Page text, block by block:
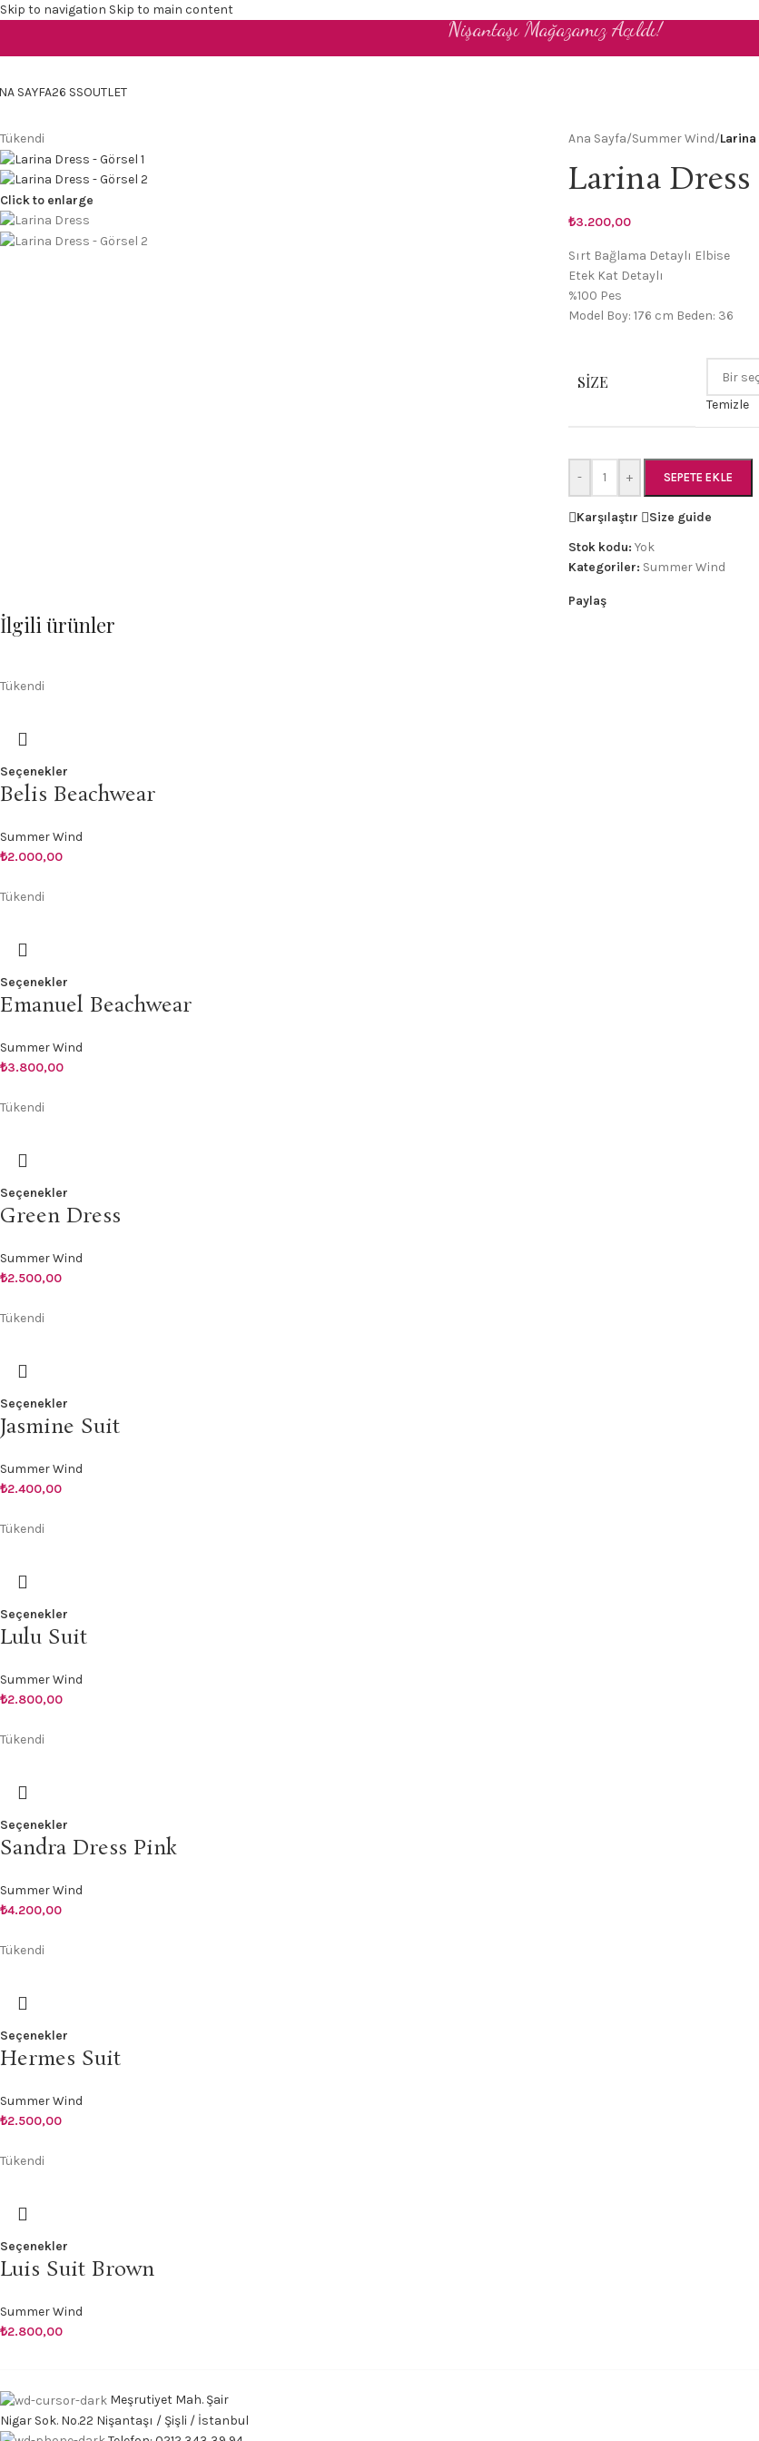
Skip to navigation Skip to main content
Nişantaşı Mağazamız Açıldı!
SAYFA26 SSOUTLET
Tükendi
Click to enlarge
Ana Sayfa/Summer Wind/
Larina Dress
₺3.200,00
Sırt Bağlama Detaylı Elbise
Etek Kat Detaylı
%100 Pes
Model Boy: 176 cm Beden: 36
SIZE
Temizle
- + SEPETE EKLE
Karşılaştır
Size guide
Stok kodu: Yok
Kategoriler: Summer Wind
Paylaş
İlgili ürünler
Tükendi
Seçenekler
Belis Beachwear
Summer Wind
₺2.000,00
Tükendi
Seçenekler
Emanuel Beachwear
Summer Wind
₺3.800,00
Tükendi
Seçenekler
Green Dress
Summer Wind
₺2.500,00
Tükendi
Seçenekler
Jasmine Suit
Summer Wind
₺2.400,00
Tükendi
Seçenekler
Lulu Suit
Summer Wind
₺2.800,00
Tükendi
Seçenekler
Sandra Dress Pink
Summer Wind
₺4.200,00
Tükendi
Seçenekler
Hermes Suit
Summer Wind
₺2.500,00
Tükendi
Seçenekler
Luis Suit Brown
Summer Wind
₺2.800,00
Meşrutiyet Mah. Şair
Nigar Sok. No.22 Nişantaşı / Şişli / İstanbul